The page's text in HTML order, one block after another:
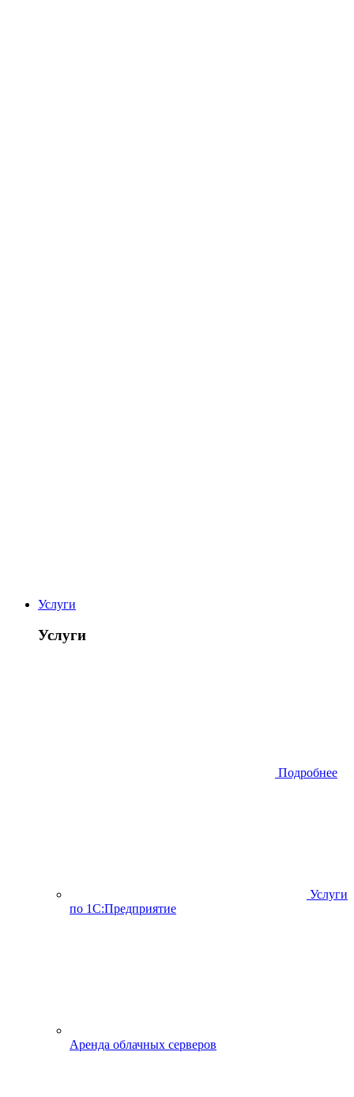
Услуги
Услуги
Подробнее
Услуги
по 1С:Предприятие
Аренда облачных серверов